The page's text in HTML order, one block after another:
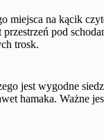
miejsca na kącik
pod
trosk.
jest wygodne
hamaka. Ważne